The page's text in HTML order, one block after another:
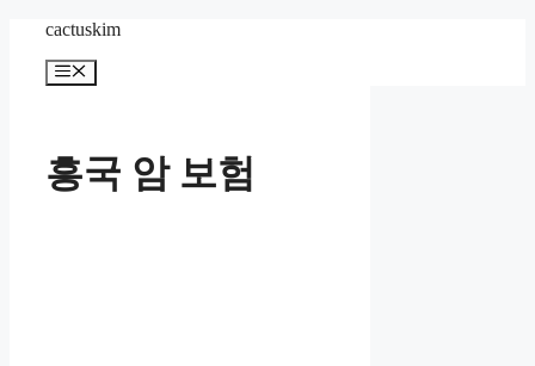
content
cactuskim
Menu
흥국 암 보험